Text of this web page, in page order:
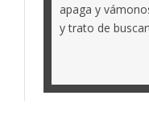
apaga y
y trato de